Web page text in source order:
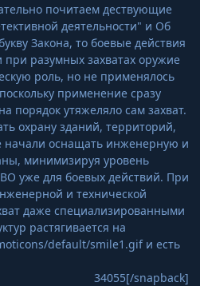
почитаем дествующие
деятельности" и Об
Закона, то боевые действия
разумных захватах оружие
роль, но не применялось
применение сразу
порядок утяжеляло сам захват.
охрану зданий, территорий,
начали оснащать инженерную и
минимизируя уровень
уже для боевых действий. При
и технической
даже специализированными
растягивается на
default/smile1.gifи есть
34055[/snapback]